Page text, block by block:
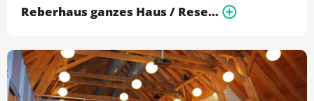
Reberhaus ganzes Haus / Reservation nur auf Anfrage möglich 031/ 829 18 15